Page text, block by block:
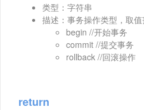
类型：字符串
描述：事务操作类型，取值
begin //开始事务
commit //提交事务
rollback //回滚操作
return